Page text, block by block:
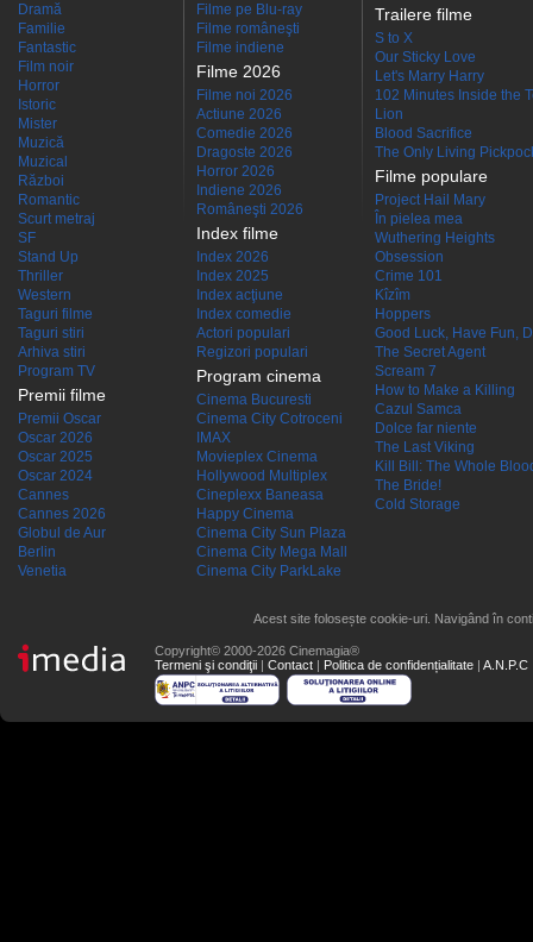
Dramă
Familie
Fantastic
Film noir
Horror
Istoric
Mister
Muzică
Muzical
Război
Romantic
Scurt metraj
SF
Stand Up
Thriller
Western
Taguri filme
Taguri stiri
Arhiva stiri
Program TV
Premii filme
Premii Oscar
Oscar 2026
Oscar 2025
Oscar 2024
Cannes
Cannes 2026
Globul de Aur
Berlin
Venetia
Filme pe Blu-ray
Filme româneşti
Filme indiene
Filme 2026
Filme noi 2026
Actiune 2026
Comedie 2026
Dragoste 2026
Horror 2026
Indiene 2026
Româneşti 2026
Index filme
Index 2026
Index 2025
Index acţiune
Index comedie
Actori populari
Regizori populari
Program cinema
Cinema Bucuresti
Cinema City Cotroceni
IMAX
Movieplex Cinema
Hollywood Multiplex
Cineplexx Baneasa
Happy Cinema
Cinema City Sun Plaza
Cinema City Mega Mall
Cinema City ParkLake
Trailere filme
S to X
Our Sticky Love
Let's Marry Harry
102 Minutes Inside the
Lion
Blood Sacrifice
The Only Living
Filme populare
Project Hail Mary
În pielea mea
Wuthering Heights
Obsession
Crime 101
Kîzîm
Hoppers
Good Luck, Have Fun,
The Secret Agent
Scream 7
How to Make a Killing
Cazul Samca
Dolce far niente
The Last Viking
Kill Bill: The Whole
The Bride!
Cold Storage
Acest site folosește cookie-uri. Navigând în
Copyright© 2000-2026 Cinemagia®
Termeni şi condiţii | Contact | Politica de confidențialitate | A.N.P.C